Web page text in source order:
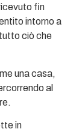
fin
intorno a
ciò che
una casa,
al
in